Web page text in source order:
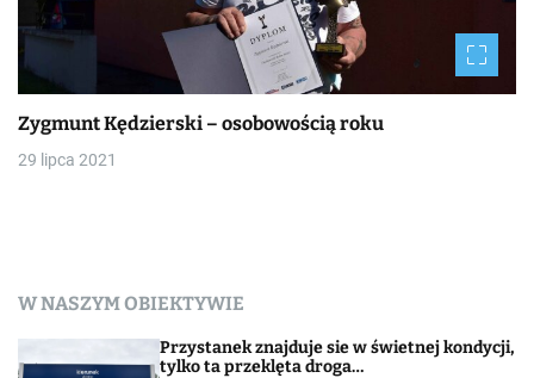
Zygmunt Kędzierski – osobowością roku
29 lipca 2021
W NASZYM OBIEKTYWIE
Przystanek znajduje sie w świetnej kondycji,
tylko ta przeklęta droga…